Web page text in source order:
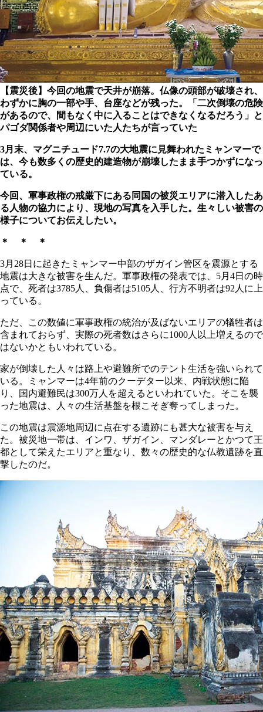
【震災後】今回の地震で天井が崩落。仏像の頭部が破壊され、
わずかに胸の一部や手、台座などが残った。「二次倒壊の危険
があるので、間もなく中に入ることはできなくなるだろう」と
パゴダ関係者や周辺にいた人たちが言っていた
3月末、マグニチュード7.7の大地震に見舞われたミャンマーで
は、今も数多くの歴史的建造物が崩壊したまま手つかずになっ
ている。
今回、軍事政権の戒厳下にある同国の被災エリアに潜入したあ
る人物の協力により、現地の写真を入手した。生々しい被害の
様子についてお伝えしたい。
＊ ＊ ＊
3月28日に起きたミャンマー中部のザガイン管区を震源とする
地震は大きな被害を生んだ。軍事政権の発表では、5月4日の時
点で、死者は3785人、負傷者は5105人、行方不明者は92人に上
っている。
ただ、この数値に軍事政権の統治が及ばないエリアの犠牲者は
含まれておらず、実際の死者数はさらに1000人以上増えるので
はないかともいわれている。
家が倒壊した人々は路上や避難所でのテント生活を強いられて
いる。ミャンマーは4年前のクーデター以来、内戦状態に陥
り、国内避難民は300万人を超えるといわれていた。そこを襲
った地震は、人々の生活基盤を根こそぎ奪ってしまった。
この地震は震源地周辺に点在する遺跡にも甚大な被害を与え
た。被災地一帯は、インワ、ザガイン、マンダレーとかつて王
都として栄えたエリアと重なり、数々の歴史的な仏教遺跡を直
撃したのだ。